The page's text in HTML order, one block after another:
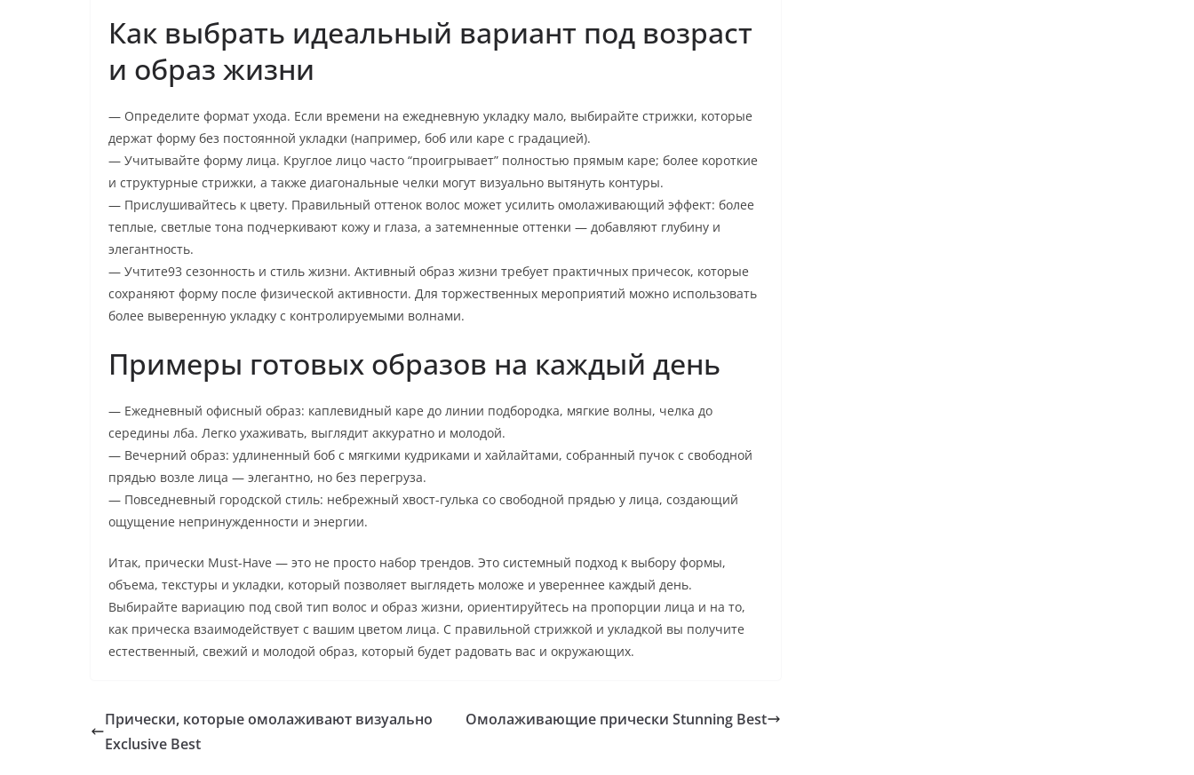
Как выбрать идеальный вариант под возраст
и образ жизни
— Определите формат ухода. Если времени на ежедневную укладку мало, выбирайте стрижки, которые
держат форму без постоянной укладки (например, боб или каре с градацией).
— Учитывайте форму лица. Круглое лицо часто “проигрывает” полностью прямым каре; более короткие
и структурные стрижки, а также диагональные челки могут визуально вытянуть контуры.
— Прислушивайтесь к цвету. Правильный оттенок волос может усилить омолаживающий эффект: более
теплые, светлые тона подчеркивают кожу и глаза, а затемненные оттенки — добавляют глубину и
элегантность.
— Учтите93 сезонность и стиль жизни. Активный образ жизни требует практичных причесок, которые
сохраняют форму после физической активности. Для торжественных мероприятий можно использовать
более выверенную укладку с контролируемыми волнами.
Примеры готовых образов на каждый день
— Ежедневный офисный образ: каплевидный каре до линии подбородка, мягкие волны, челка до
середины лба. Легко ухаживать, выглядит аккуратно и молодой.
— Вечерний образ: удлиненный боб с мягкими кудриками и хайлайтами, собранный пучок с свободной
прядью возле лица — элегантно, но без перегруза.
— Повседневный городской стиль: небрежный хвост-гулька со свободной прядью у лица, создающий
ощущение непринужденности и энергии.
Итак, прически Must-Have — это не просто набор трендов. Это системный подход к выбору формы,
объема, текстуры и укладки, который позволяет выглядеть моложе и увереннее каждый день.
Выбирайте вариацию под свой тип волос и образ жизни, ориентируйтесь на пропорции лица и на то,
как прическа взаимодействует с вашим цветом лица. С правильной стрижкой и укладкой вы получите
естественный, свежий и молодой образ, который будет радовать вас и окружающих.
Прически, которые омолаживают визуально
Exclusive Best
Омолаживающие прически Stunning Best